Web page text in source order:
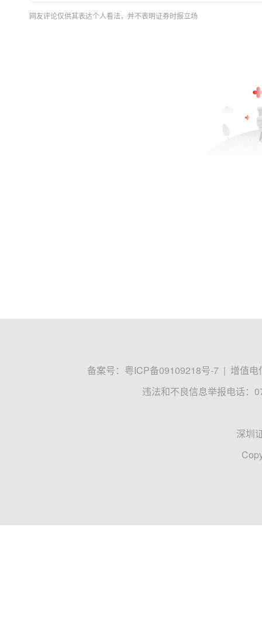
网友评论仅供其表达个人看法，并不表明证券时报立场
备案号： 粤ICP备09109218号-7 | 增值电
违法和不良信息举报电话：
深圳